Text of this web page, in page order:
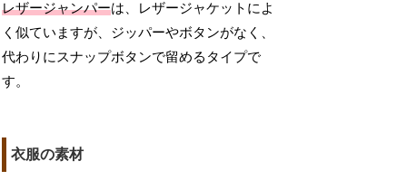
レザージャンパーは、レザージャケットによ
く似ていますが、ジッパーやボタンがなく、
代わりにスナップボタンで留めるタイプで
す。
衣服の素材